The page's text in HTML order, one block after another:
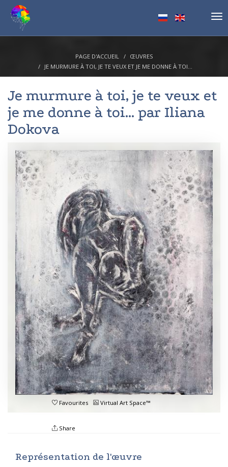
PAGE D'ACCUEIL
ŒUVRES
JE MURMURE À TOI, JE TE VEUX ET JE ME DONNE À TOI...
Je murmure à toi, je te veux et
je me donne à toi... par Iliana
Dokova
Favourites Virtual Art Space™
Share
Représentation de l'œuvre